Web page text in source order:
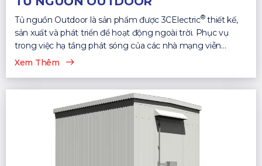
Tủ nguồn Outdoor là sản phẩm được 3CElectric®thiết kế,
sản xuất và phát triển để hoạt động ngoài trời. Phục vụ
trong việc hạ tầng phát sóng của các nhà mạng viễn
thông...
Xem Thêm